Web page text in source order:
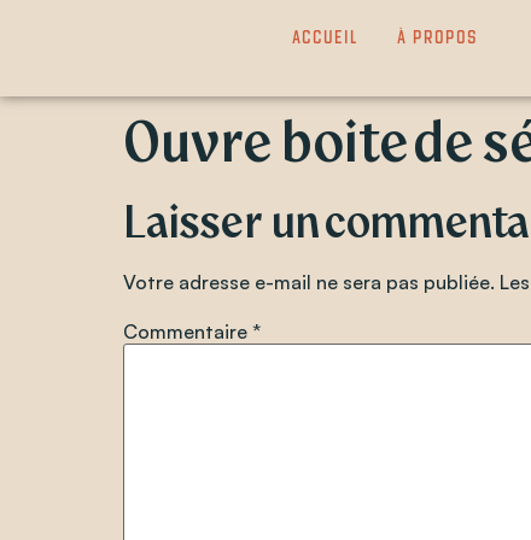
Accueil à propos
Ouvre boite de
Laisser un
Votre adresse e-mail ne sera pas publiée.
Commentaire *